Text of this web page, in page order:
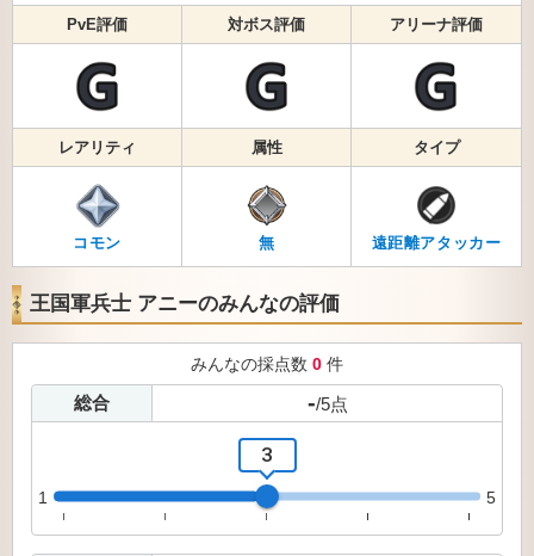
PvE評価 対ボス評価 アリーナ評価
レアリティ 属性 タイプ
コモン 無 遠距離アタッカー
王国軍兵士 アニーのみんなの評価
みんなの採点数 0 件
総合 -/5点
1
3
5